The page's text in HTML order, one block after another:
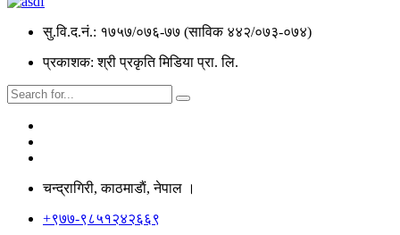
सु.वि.द.नं.: १७५७/०७६-७७ (साविक ४४२/०७३-०७४)
प्रकाशक: श्री प्रकृति मिडिया प्रा. लि.
चन्द्रागिरी, काठमाडाैं, नेपाल ।
+९७७-९८५१२४२६६९